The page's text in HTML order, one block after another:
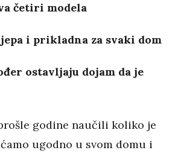
četiri modela
i prikladna za svaki dom
ostavljaju dojam da je
godine naučili koliko je
ugodno u svom domu i